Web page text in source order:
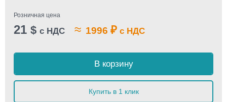
Розничная цена
21 $ с НДС ≈ 1996 ₽ с НДС
В корзину
Купить в 1 клик